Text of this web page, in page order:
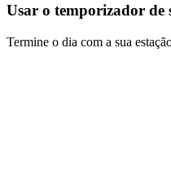
Usar o temporizador de
Termine o dia com a sua